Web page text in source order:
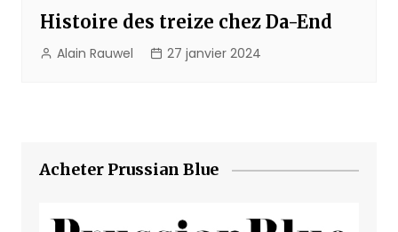
Histoire des treize chez Da-End
Alain Rauwel 27 janvier 2024
Acheter Prussian Blue